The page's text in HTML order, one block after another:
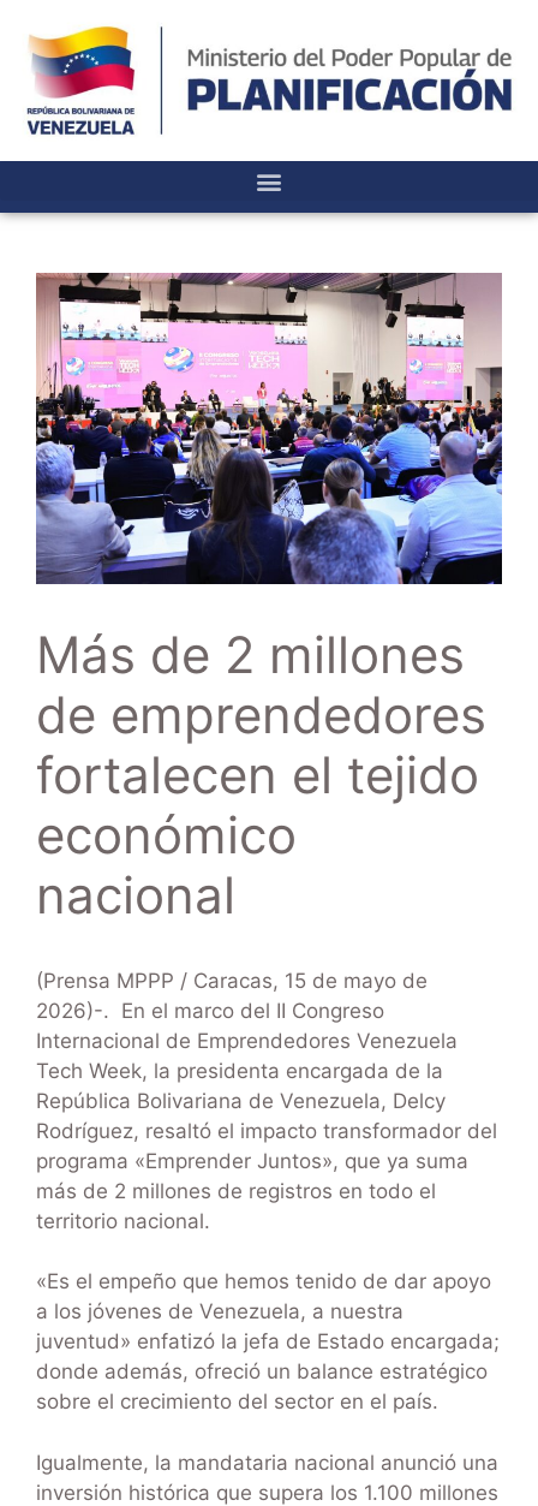
Más de 2 millones
de emprendedores
fortalecen el tejido
económico
nacional
(Prensa MPPP / Caracas, 15 de mayo de
2026)-. En el marco del II Congreso
Internacional de Emprendedores Venezuela
Tech Week, la presidenta encargada de la
República Bolivariana de Venezuela, Delcy
Rodríguez, resaltó el impacto transformador del
programa «Emprender Juntos», que ya suma
más de 2 millones de registros en todo el
territorio nacional.
«Es el empeño que hemos tenido de dar apoyo
a los jóvenes de Venezuela, a nuestra
juventud» enfatizó la jefa de Estado encargada;
donde además, ofreció un balance estratégico
sobre el crecimiento del sector en el país.
Igualmente, la mandataria nacional anunció una
inversión histórica que supera los 1.100 millones